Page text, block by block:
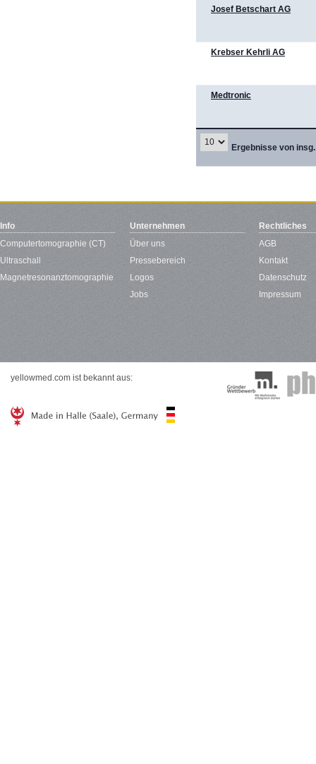
Ergebnisse von
Josef Betschart AG
Krebser Kehrli AG
Medtronic
Info
Computertomographie (CT)
Ultraschall
Magnetresonanztomographie
Unternehmen
Über uns
Pressebereich
Logos
Jobs
Rechtliches
AGB
Kontakt
Datenschutz
Impressum
yellowmed.com ist bekannt aus: